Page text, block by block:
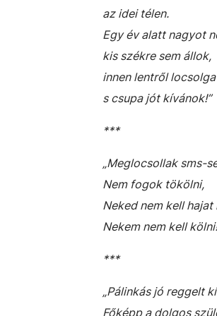
az idei télen.
Egy év alatt nagyot
kis székre sem állok,
innen lentről
s csupa jót kívánok!”
***
„Meglocsollak sms-
Nem fogok tökölni,
Neked nem kell hajat
Nekem nem kell
***
„Pálinkás jó reggelt
Főképp a dolgos